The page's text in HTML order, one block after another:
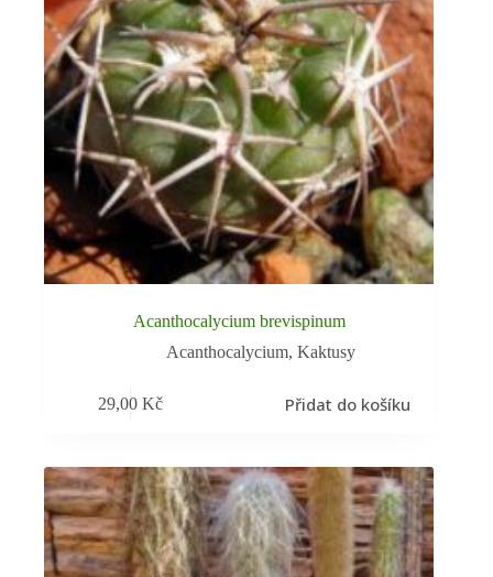
Acanthocalycium brevispinum
Acanthocalycium,Kaktusy
29,00Kč Přidat do košíku